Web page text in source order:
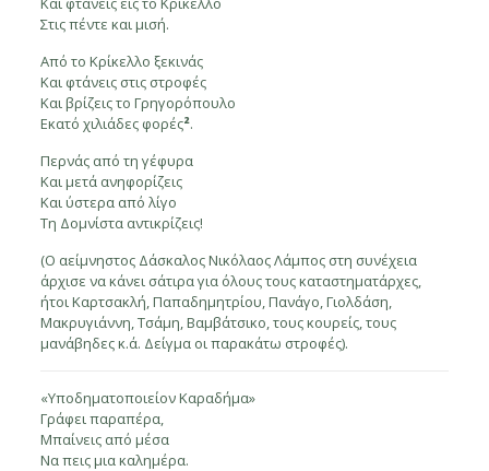
Στις πέντε και μισή.
Από το Κρίκελλο ξεκινάς
Και φτάνεις στις στροφές
Και βρίζεις το Γρηγορόπουλο
Εκατό χιλιάδες φορές².
Περνάς από τη γέφυρα
Και μετά ανηφορίζεις
Και ύστερα από λίγο
Τη Δομνίστα αντικρίζεις!
(Ο αείμνηστος Δάσκαλος Νικόλαος Λάμπος στη συνέχεια
άρχισε να κάνει σάτιρα για όλους τους καταστηματάρχες,
ήτοι Καρτσακλή, Παπαδημητρίου, Πανάγο, Γιολδάση,
Μακρυγιάννη, Τσάμη, Βαμβάτσικο, τους κουρείς, τους
μανάβηδες κ.ά. Δείγμα οι παρακάτω στροφές).
«Υποδηματοποιείον Καραδήμα»
Γράφει παραπέρα,
Μπαίνεις από μέσα
Να πεις μια καλημέρα.